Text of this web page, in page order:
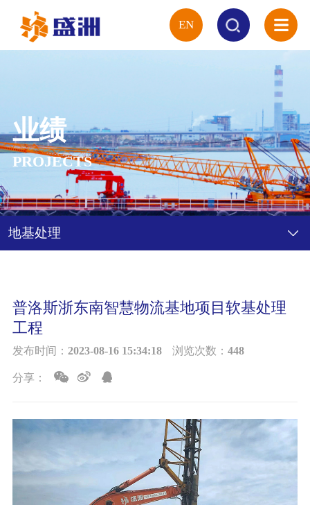
EN
概况
服务
业绩
设备
新闻
业绩
PROJECTS
地基处理
普洛斯浙东南智慧物流基地项目软基处理
工程
发布时间： 2023-08-16 15:34:18 浏览次数： 448
分享：